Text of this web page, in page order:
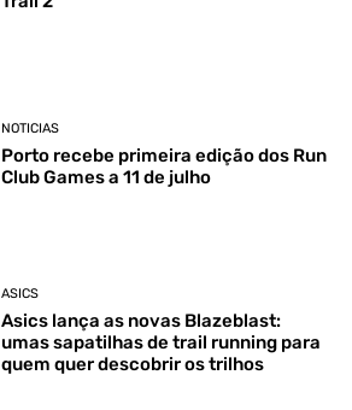
NOTICIAS
Porto recebe primeira edição dos Run
Club Games a 11 de julho
ASICS
Asics lança as novas Blazeblast:
umas sapatilhas de trail running para
quem quer descobrir os trilhos